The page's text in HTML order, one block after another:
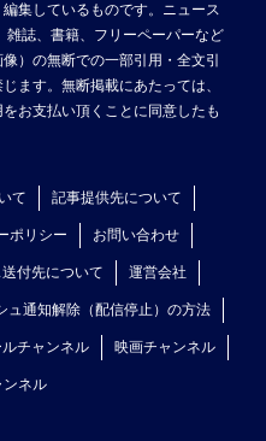
集しているものです。ニュース
誌、書籍、フリーペーパーなど
）の無断での一部引用・全文引
ます。無断掲載にあたっては、
お支払い頂くことに同意したも
て 記事提供先について
ポリシー お問い合わせ
付先について 運営会社
ュ通知解除（配信停止）の方法
チャンネル 映画チャンネル
ンネル